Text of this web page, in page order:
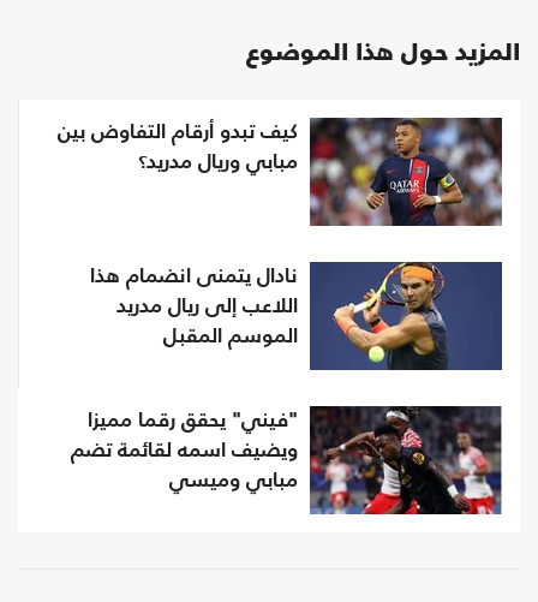
المزيد حول هذا الموضوع
كيف تبدو أرقام التفاوض بين
مبابي وريال مدريد؟
نادال يتمنى انضمام هذا
اللاعب إلى ريال مدريد
الموسم المقبل
"فيني" يحقق رقما مميزا
ويضيف اسمه لقائمة تضم
مبابي وميسي